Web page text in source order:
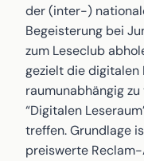
der (inter-)
Begeisterung bei
zum Leseclub
gezielt die digitalen
raumunabhängig
“Digitalen
treffen. Grundlage
preiswerte